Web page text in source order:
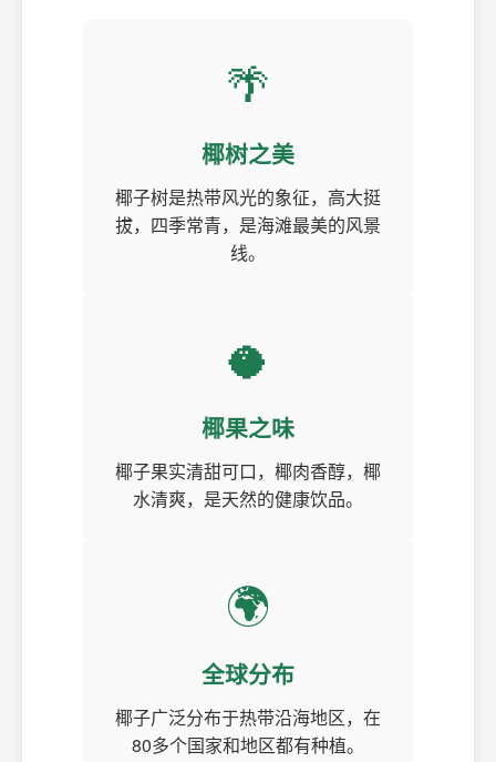
🌴
椰树之美
椰子树是热带风光的象征，高大挺
拔，四季常青，是海滩最美的风景
线。
🥥
椰果之味
椰子果实清甜可口，椰肉香醇，椰
水清爽，是天然的健康饮品。
🌍
全球分布
椰子广泛分布于热带沿海地区，在
80多个国家和地区都有种植。